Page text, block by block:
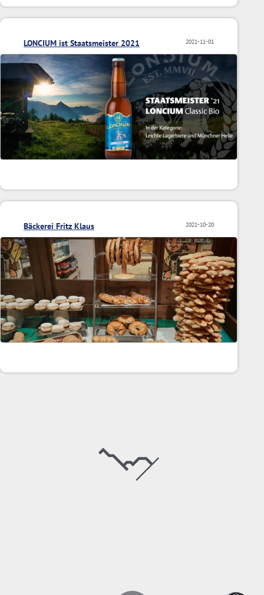
2021-11-01
LONCIUM ist Staatsmeister 2021
2021-10-20
Bäckerei Fritz Klaus